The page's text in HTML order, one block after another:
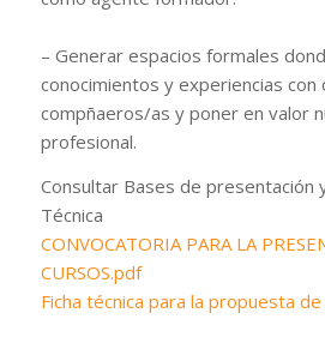
– Generar espacios formales
conocimientos y experiencias
compñaeros/as y poner en valor
profesional.
Consultar Bases de presentación
Técnica
CONVOCATORIA PARA LA
CURSOS.pdf
Ficha técnica para la propuesta